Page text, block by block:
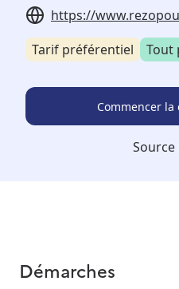
https://
Tarif préférentiel
Tout
Commencer la
Source
Démarches